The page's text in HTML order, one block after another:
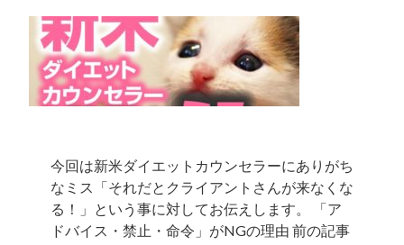
今回は新米ダイエットカウンセラーにありがち
なミス「それだとクライアントさんが来なくな
る！」という事に対してお伝えします。 「ア
ドバイス・禁止・命令」がNGの理由 前の記事